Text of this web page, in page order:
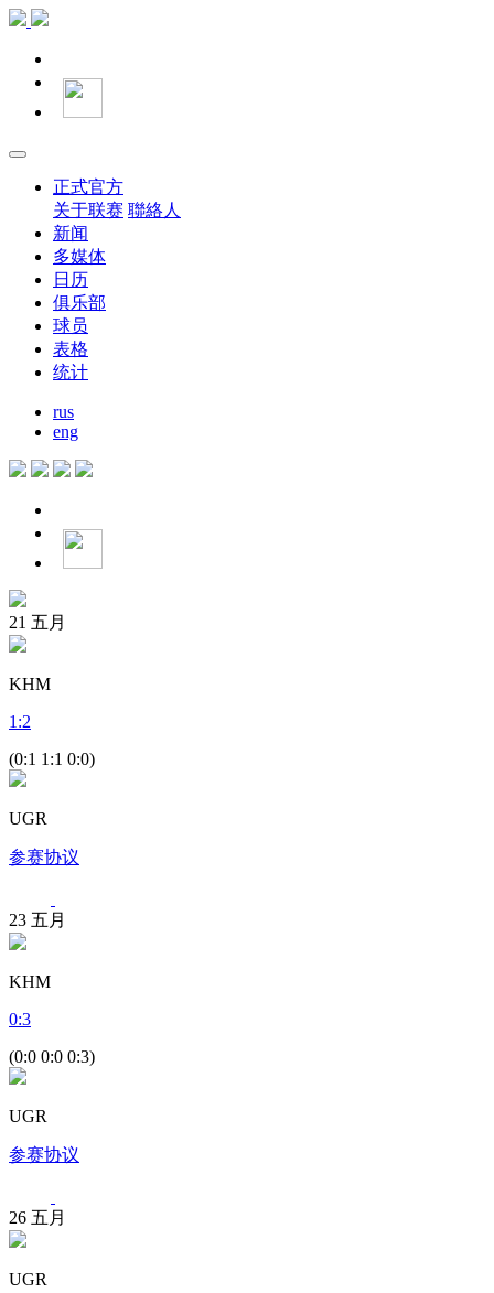
正式官方
关于联赛 聯絡人
新闻
多媒体
日历
俱乐部
球员
表格
统计
rus
eng
21 五月
KHM
1 :2
(0:1 1:1 0:0)
UGR
参赛协议
23 五月
KHM
0:3
(0:0 0:0 0:3)
UGR
参赛协议
26 五月
UGR